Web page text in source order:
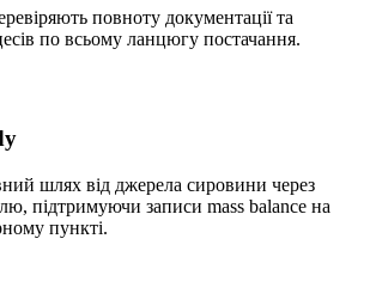
повноту документації та
по всьому ланцюгу постачання.
шлях від джерела сировини через
підтримуючи записи mass balance на
пункті.